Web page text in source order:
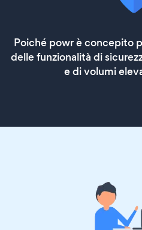
Poiché powr è concepito
delle funzionalità di
e di volumi